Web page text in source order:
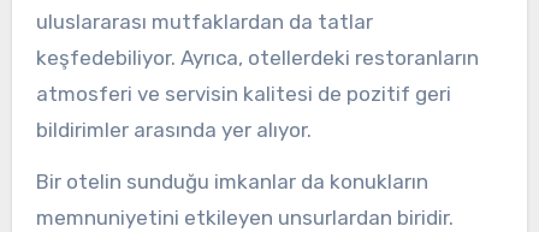
uluslararası mutfaklardan da tatlar
keşfedebiliyor. Ayrıca, otellerdeki restoranların
atmosferi ve servisin kalitesi de pozitif geri
bildirimler arasında yer alıyor.
Bir otelin sunduğu imkanlar da konukların
memnuniyetini etkileyen unsurlardan biridir.